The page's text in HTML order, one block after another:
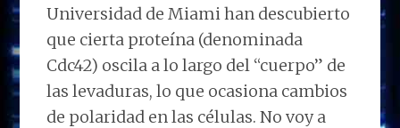
Universidad de Miami han descubierto
que cierta proteína (denominada
Cdc42) oscila a lo largo del “cuerpo” de
las levaduras, lo que ocasiona cambios
de polaridad en las células. No voy a